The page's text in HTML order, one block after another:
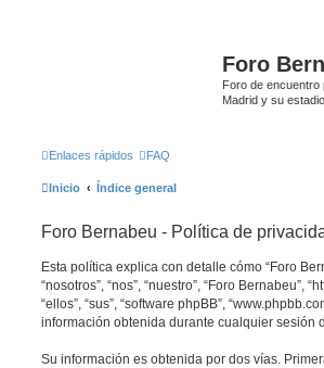
Foro
Foro de encuentro
Madrid y su
Enlaces rápidos FAQ
Inicio Índice general
Foro Bernabeu - Política de
Esta política explica con detalle cómo “Foro
“nosotros”, “nos”, “nuestro”, “Foro
“ellos”, “sus”, “software phpBB”,
información obtenida durante cualquier sesión
Su información es obtenida por dos vías.